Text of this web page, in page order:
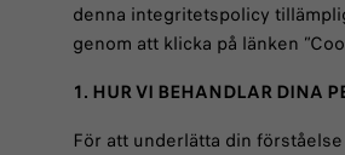
denna integritetspolicy
genom att klicka på länken
1. HUR VI BEHANDLAR DINA
För att underlätta din